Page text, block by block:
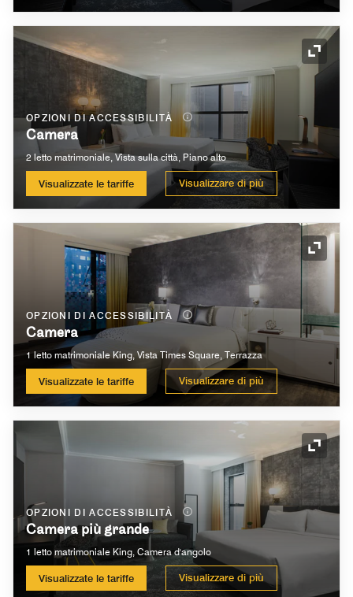
Icona
OPZIONI DI ACCESSIBILITÀ
Camera
2 letto matrimoniale, Vista sulla città, Piano alto
Visualizzate le tariffe Visualizzare di più
Icona
OPZIONI DI ACCESSIBILITÀ
Camera
1 letto matrimoniale King, Vista Times Square, Terrazza
Visualizzate le tariffe Visualizzare di più
Icona
OPZIONI DI ACCESSIBILITÀ
Camera più grande
1 letto matrimoniale King, Camera d'angolo
Visualizzate le tariffe Visualizzare di più